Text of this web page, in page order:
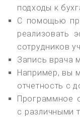
подходы к
С помощью
реализовать
сотрудников
Запись врача
Например, вы
отчетность с
Программное
с различными